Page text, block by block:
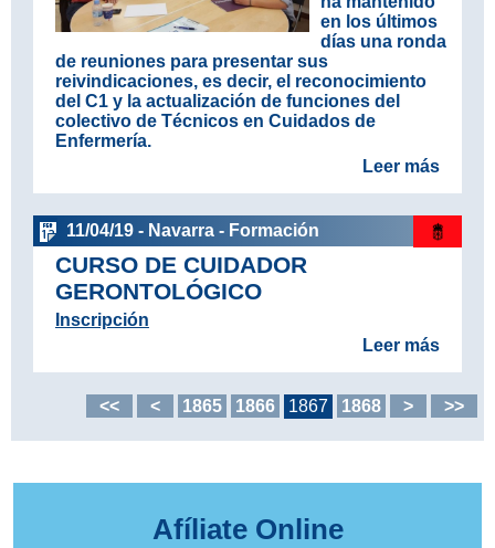
en los últimos
días una ronda
de reuniones para presentar sus
reivindicaciones, es decir, el reconocimiento
del C1 y la actualización de funciones del
colectivo de Técnicos en Cuidados de
Enfermería.
Leer más
11/04/19 - Navarra - Formación
CURSO DE CUIDADOR
GERONTOLÓGICO
Inscripción
Leer más
<< < 1865 1866 1867 1868 > >>
Afíliate Online